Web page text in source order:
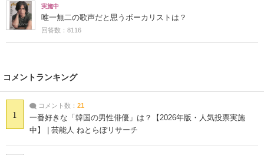
実施中
唯一無二の歌声だと思うボーカリストは？
回答数：8116
コメントランキング
1
コメント数： 21
一番好きな「韓国の男性俳優」は？【2026年版・人気投票実施
中】 | 芸能人 ねとらぼリサーチ